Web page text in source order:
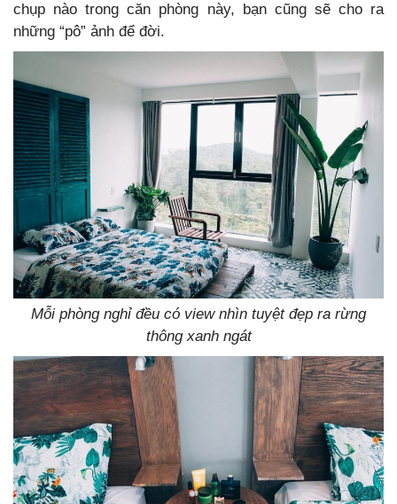
chụp nào trong căn phòng này, bạn cũng sẽ cho ra
những “pô” ảnh để đời.
Mỗi phòng nghỉ đều có view nhìn tuyệt đẹp ra rừng
thông xanh ngát